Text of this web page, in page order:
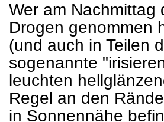
Wer am
Drogen genommen
(und auch in Teilen
sogenannte
leuchten
Regel an den
in Sonnennähe